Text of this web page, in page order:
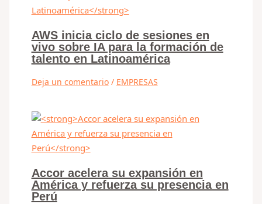
AWS inicia ciclo de sesiones en
vivo sobre IA para la formación de
talento en Latinoamérica
Deja un comentario / EMPRESAS
Accor acelera su expansión en
América y refuerza su presencia en
Perú